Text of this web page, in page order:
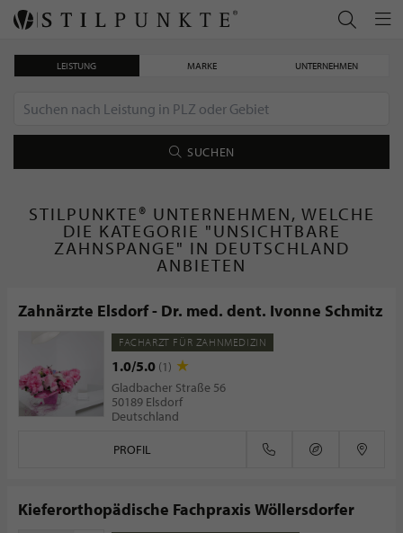
LEISTUNG MARKE UNTERNEHMEN
SUCHEN
STILPUNKTE® UNTERNEHMEN, WELCHE
DIE KATEGORIE "UNSICHTBARE
ZAHNSPANGE" IN DEUTSCHLAND
ANBIETEN
Zahnärzte Elsdorf - Dr. med. dent. Ivonne Schmitz
FACHARZT FÜR ZAHNMEDIZIN
1.0/5.0 (1)
Gladbacher Straße 56
50189 Elsdorf
Deutschland
PROFIL
Kieferorthopädische Fachpraxis Wöllersdorfer